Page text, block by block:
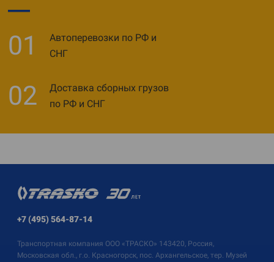
01
Автоперевозки по РФ и
СНГ
02
Доставка сборных грузов
по РФ и СНГ
+7 (495) 564-87-14
Транспортная компания ООО «ТРАСКО» 143420, Россия,
Московская обл., г.о. Красногорск, пос. Архангельское, тер. Музей